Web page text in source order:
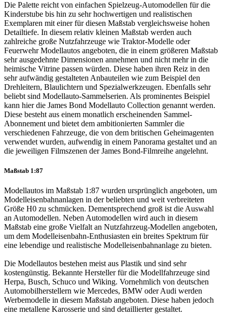
Die Palette reicht von einfachen Spielzeug-Automodellen für die
Kinderstube bis hin zu sehr hochwertigen und realistischen
Exemplaren mit einer für diesen Maßstab vergleichsweise hohen
Detailtiefe. In diesem relativ kleinen Maßstab werden auch
zahlreiche große Nutzfahrzeuge wie Traktor-Modelle oder
Feuerwehr Modellautos angeboten, die in einem größeren Maßstab
sehr ausgedehnte Dimensionen annehmen und nicht mehr in die
heimische Vitrine passen würden. Diese haben ihren Reiz in den
sehr aufwändig gestalteten Anbauteilen wie zum Beispiel den
Drehleitern, Blaulichtern und Spezialwerkzeugen. Ebenfalls sehr
beliebt sind Modellauto-Sammelserien. Als prominentes Beispiel
kann hier die James Bond Modellauto Collection genannt werden.
Diese besteht aus einem monatlich erscheinenden Sammel-
Abonnement und bietet dem ambitionierten Sammler die
verschiedenen Fahrzeuge, die von dem britischen Geheimagenten
verwendet wurden, aufwendig in einem Panorama gestaltet und an
die jeweiligen Filmszenen der James Bond-Filmreihe angelehnt.
Maßstab 1:87
Modellautos im Maßstab 1:87 wurden ursprünglich angeboten, um
Modelleisenbahnanlagen in der beliebten und weit verbreiteten
Größe H0 zu schmücken. Dementsprechend groß ist die Auswahl
an Automodellen. Neben Automodellen wird auch in diesem
Maßstab eine große Vielfalt an Nutzfahrzeug-Modellen angeboten,
um dem Modelleisenbahn-Enthusiasten ein breites Spektrum für
eine lebendige und realistische Modelleisenbahnanlage zu bieten.
Die Modellautos bestehen meist aus Plastik und sind sehr
kostengünstig. Bekannte Hersteller für die Modellfahrzeuge sind
Herpa, Busch, Schuco und Wiking. Vornehmlich von deutschen
Automobilherstellern wie Mercedes, BMW oder Audi werden
Werbemodelle in diesem Maßstab angeboten. Diese haben jedoch
eine metallene Karosserie und sind detaillierter gestaltet.